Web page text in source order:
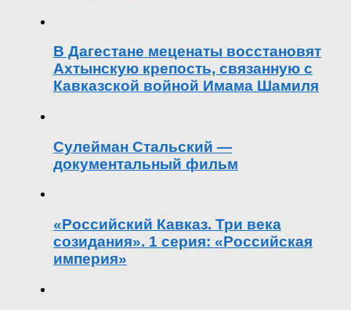
В Дагестане меценаты восстановят
Ахтынскую крепость, связанную с
Кавказской войной Имама Шамиля
Сулейман Стальский —
документальный фильм
«Российский Кавказ. Три века
созидания». 1 серия: «Российская
империя»